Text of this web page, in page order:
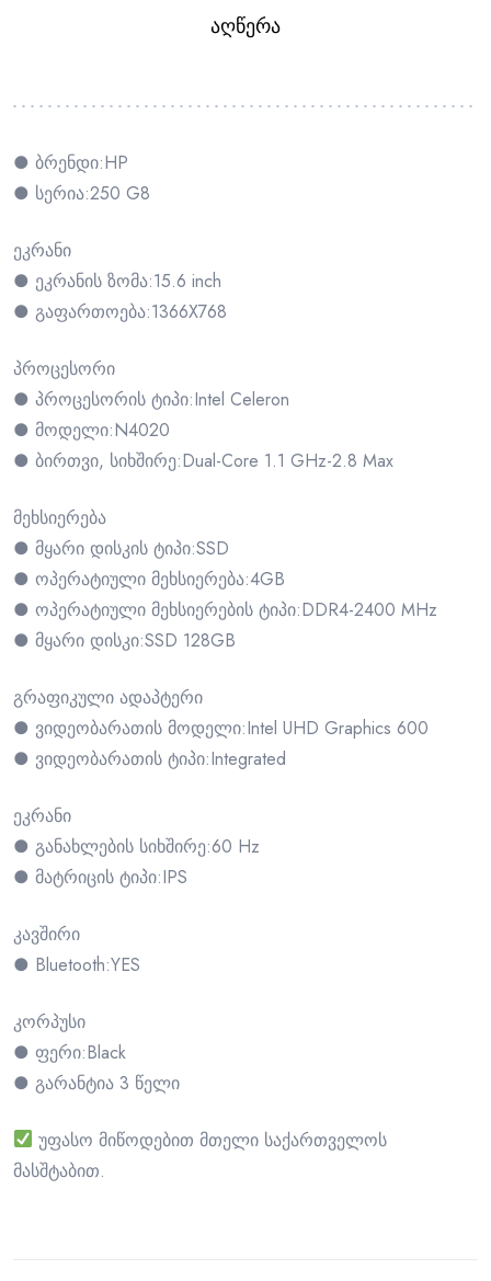
ᲐᲦᲬᲔᲠᲐ
● ბრენდი:HP
● სერია:250 G8
ეკრანი
● ეკრანის ზომა:15.6 inch
● გაფართოება:1366X768
პროცესორი
● პროცესორის ტიპი:Intel Celeron
● მოდელი:N4020
● ბირთვი, სიხშირე:Dual-Core 1.1 GHz-2.8 Max
მეხსიერება
● მყარი დისკის ტიპი:SSD
● ოპერატიული მეხსიერება:4GB
● ოპერატიული მეხსიერების ტიპი:DDR4-2400 MHz
● მყარი დისკი:SSD 128GB
გრაფიკული ადაპტერი
● ვიდეობარათის მოდელი:Intel UHD Graphics 600
● ვიდეობარათის ტიპი:Integrated
ეკრანი
● განახლების სიხშირე:60 Hz
● მატრიცის ტიპი:IPS
კავშირი
● Bluetooth:YES
კორპუსი
● ფერი:Black
● გარანტია 3 წელი
უფასო მიწოდებით მთელი საქართველოს
მასშტაბით.